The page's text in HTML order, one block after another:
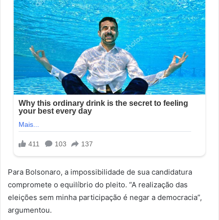
Para Bolsonaro, a impossibilidade de sua candidatura
compromete o equilíbrio do pleito. “A realização das
eleições sem minha participação é negar a democracia”,
argumentou.